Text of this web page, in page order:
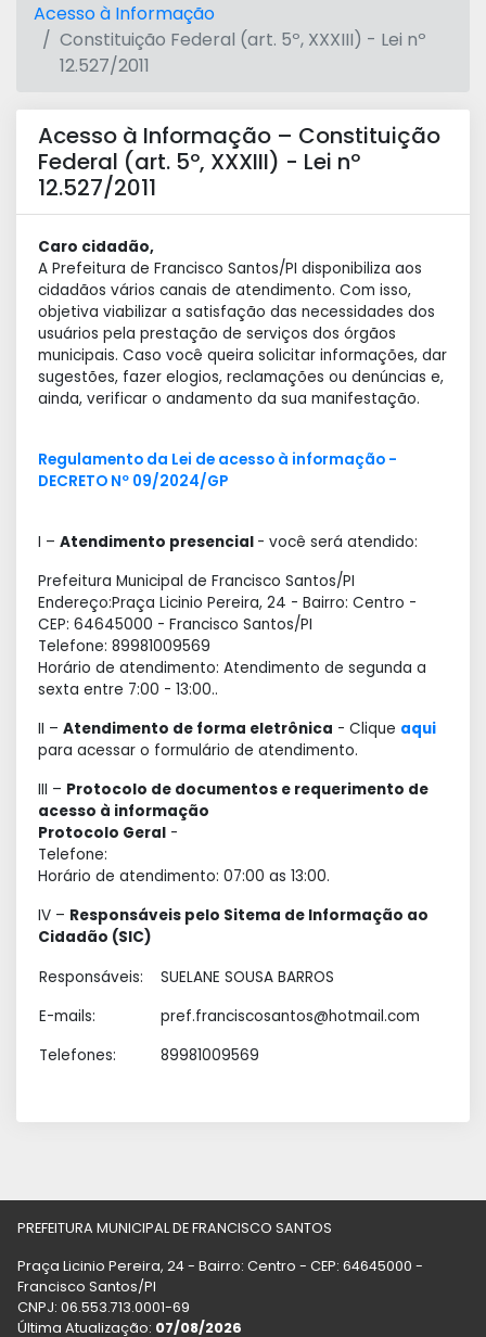
Acesso à Informação
Constituição Federal (art. 5º, XXXIII) - Lei nº
12.527/2011
Acesso à Informação – Constituição
Federal (art. 5º, XXXIII) - Lei nº
12.527/2011
Caro cidadão,
A Prefeitura de Francisco Santos/PI disponibiliza aos
cidadãos vários canais de atendimento. Com isso,
objetiva viabilizar a satisfação das necessidades dos
usuários pela prestação de serviços dos órgãos
municipais. Caso você queira solicitar informações, dar
sugestões, fazer elogios, reclamações ou denúncias e,
ainda, verificar o andamento da sua manifestação.
Regulamento da Lei de acesso à informação -
DECRETO Nº 09/2024/GP
I – Atendimento presencial - você será atendido:
Prefeitura Municipal de Francisco Santos/PI
Endereço:Praça Licinio Pereira, 24 - Bairro: Centro -
CEP: 64645000 - Francisco Santos/PI
Telefone: 89981009569
Horário de atendimento: Atendimento de segunda a
sexta entre 7:00 - 13:00..
II – Atendimento de forma eletrônica - Clique aqui
para acessar o formulário de atendimento.
III – Protocolo de documentos e requerimento de
acesso à informação
Protocolo Geral -
Telefone:
Horário de atendimento: 07:00 as 13:00.
IV – Responsáveis pelo Sitema de Informação ao
Cidadão (SIC)
Responsáveis:
SUELANE SOUSA BARROS
E-mails:
pref.franciscosantos@hotmail.com
Telefones:
89981009569
PREFEITURA MUNICIPAL DE FRANCISCO SANTOS
Praça Licinio Pereira, 24 - Bairro: Centro - CEP: 64645000 -
Francisco Santos/PI
CNPJ: 06.553.713.0001-69
Última Atualização: 07/08/2026